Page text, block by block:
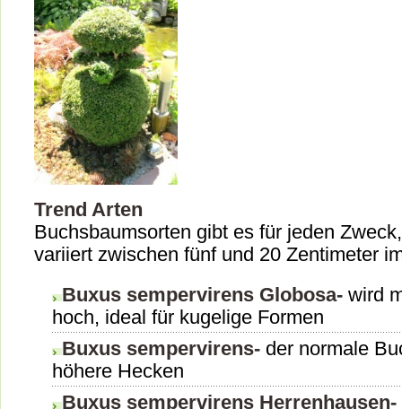
Trend Arten
Buchsbaumsorten gibt es für jeden
variiert zwischen fünf und 20 Zentimeter
Buxus sempervirens Globosa- wird
hoch, ideal für kugelige Formen
Buxus sempervirens- der normale
höhere Hecken
Buxus sempervirens Herrenhausen-